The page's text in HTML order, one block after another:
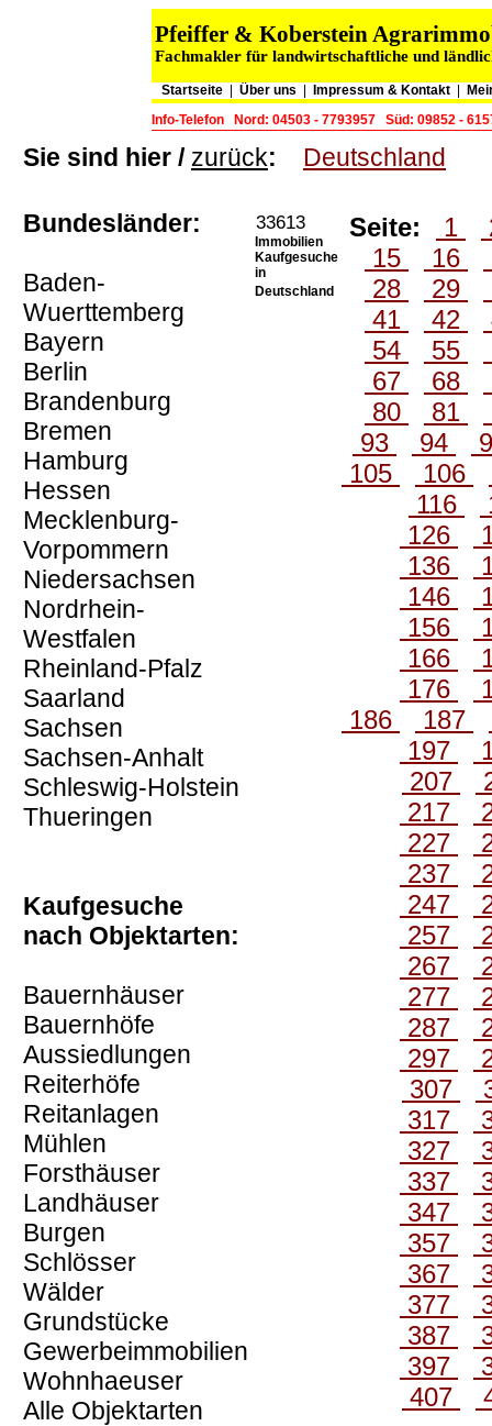
Pfeiffer & Koberstein
Fachmakler für landwirtschaftliche und
Startseite Über uns Impressum & Kontakt
Info-Telefon
Nord: 04503 - 7793957 Süd: 09852 -
Sie sind hier / zurück: Deutschland
Bundesländer:
Baden-
Wuerttemberg
Bayern
Berlin
Brandenburg
Bremen
Hamburg
Hessen
Mecklenburg-
Vorpommern
Niedersachsen
Nordrhein-
Westfalen
Rheinland-Pfalz
Saarland
Sachsen
Sachsen-Anhalt
Schleswig-Holstein
Thueringen
Kaufgesuche
nach Objektarten:
Bauernhäuser
Bauernhöfe
Aussiedlungen
Reiterhöfe
Reitanlagen
Mühlen
Forsthäuser
Landhäuser
Burgen
Schlösser
Wälder
Grundstücke
Gewerbeimmobilien
Wohnhaeuser
Alle Objektarten
33613
Immobilien
Kaufgesuche
in
Deutschland
Seite: 1
15
16
28
29
41
42
54
55
67
68
80
81
93
94
105
106
116
126
136
146
156
166
176
186
187
197
207
217
227
237
247
257
267
277
287
297
307
317
327
337
347
357
367
377
387
397
407